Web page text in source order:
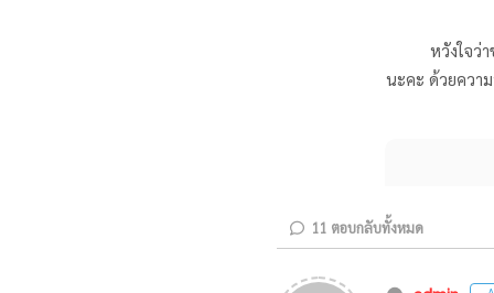
หวังใจว่าข้อ
นะคะ ด้วยความ
11 ตอบกลับทั้งหมด